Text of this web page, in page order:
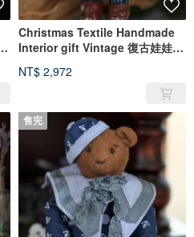
Christmas Textile Handmade
Interior gift Vintage 復古娃娃
NT$ 2,972
售完